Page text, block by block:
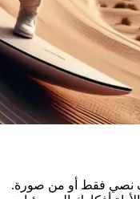
نصي فقط أو من صورة.